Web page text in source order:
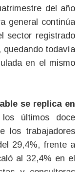
del año
general continúa
sector registrado
quedando todavía
en el mismo
se replica en
últimos doce
los trabajadores
29,4%, frente a
al 32,4% en el